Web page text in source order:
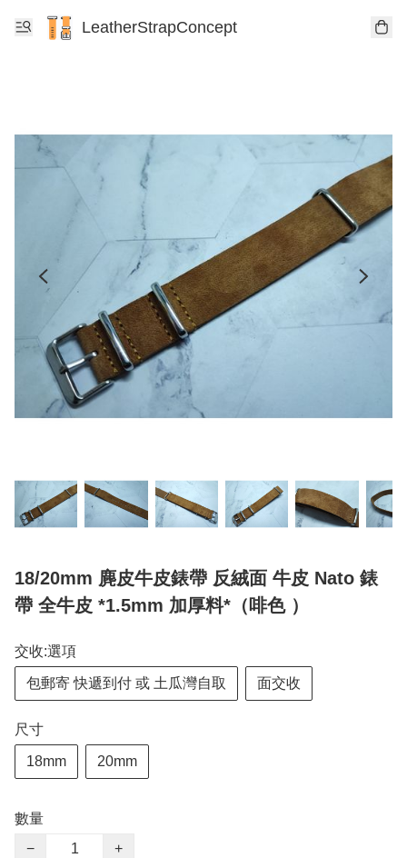
LeatherStrapConcept
18/20mm 麂皮牛皮錶帶 反絨面 牛皮 Nato 錶
帶 全牛皮 *1.5mm 加厚料*（啡色 ）
交收:選項
包郵寄 快遞到付 或 土瓜灣自取 面交收
尺寸
18mm 20mm
數量
−
+